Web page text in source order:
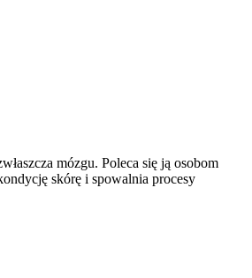
mózgu. Poleca się ją osobom
skórę i spowalnia procesy